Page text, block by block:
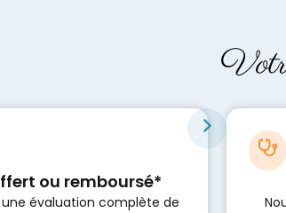
ou remboursé*
évaluation complète de